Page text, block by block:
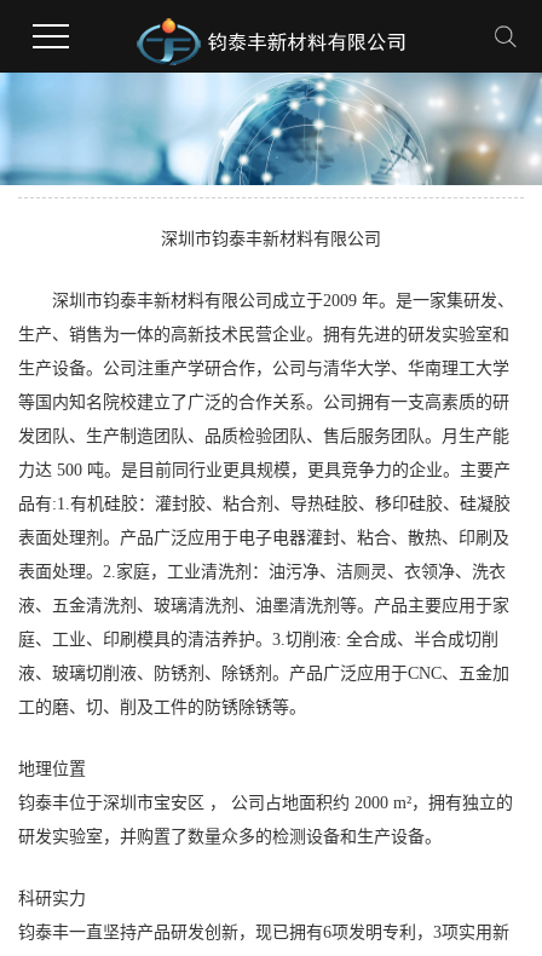
深圳市钧泰丰新材料有限公司
深圳市钧泰丰新材料有限公司成立于2009 年。是一家集研发、
生产、销售为一体的高新技术民营企业。拥有先进的研发实验室和
生产设备。公司注重产学研合作，公司与清华大学、华南理工大学
等国内知名院校建立了广泛的合作关系。公司拥有一支高素质的研
发团队、生产制造团队、品质检验团队、售后服务团队。月生产能
力达 500 吨。是目前同行业更具规模，更具竞争力的企业。主要产
品有:1.有机硅胶：灌封胶、粘合剂、导热硅胶、移印硅胶、硅凝胶
表面处理剂。产品广泛应用于电子电器灌封、粘合、散热、印刷及
表面处理。2.家庭，工业清洗剂：油污净、洁厕灵、衣领净、洗衣
液、五金清洗剂、玻璃清洗剂、油墨清洗剂等。产品主要应用于家
庭、工业、印刷模具的清洁养护。3.切削液: 全合成、半合成切削
液、玻璃切削液、防锈剂、除锈剂。产品广泛应用于CNC、五金加
工的磨、切、削及工件的防锈除锈等。
地理位置
钧泰丰位于深圳市宝安区 ， 公司占地面积约 2000 m²，拥有独立的
研发实验室，并购置了数量众多的检测设备和生产设备。
科研实力
钧泰丰一直坚持产品研发创新，现已拥有6项发明专利，3项实用新